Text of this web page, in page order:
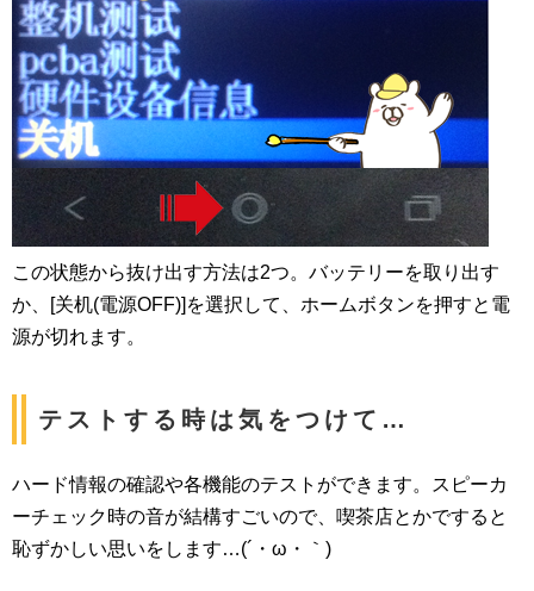
この状態から抜け出す方法は2つ。バッテリーを取り出す
か、[关机(電源OFF)]を選択して、ホームボタンを押すと電
源が切れます。
テストする時は気をつけて…
ハード情報の確認や各機能のテストができます。スピーカ
ーチェック時の音が結構すごいので、喫茶店とかですると
恥ずかしい思いをします…(´・ω・｀)